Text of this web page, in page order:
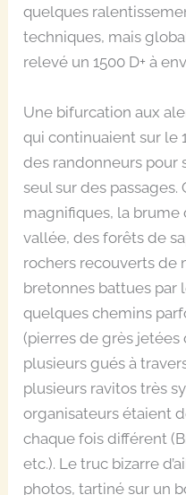
quelques
techniques, mais
relevé un 1500 D+ à
Une bifurcation aux
qui continuaient sur le
des randonneurs pour
seul sur des passages.
magnifiques, la brume
vallée, des forêts de
rochers recouverts de
bretonnes battues par
quelques chemins
(pierres de grès jetées
plusieurs gués à
plusieurs ravitos très
organisateurs étaient
chaque fois différent
etc.). Le truc bizarre
photos, tartiné sur un